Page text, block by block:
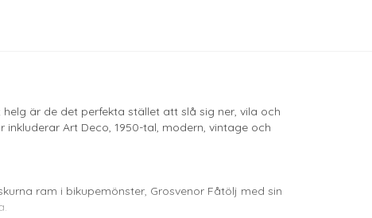
är de det perfekta stället att slå sig ner, vila och
Art Deco, 1950-tal, modern, vintage och
ram i bikupemönster, Grosvenor Fåtölj med sin